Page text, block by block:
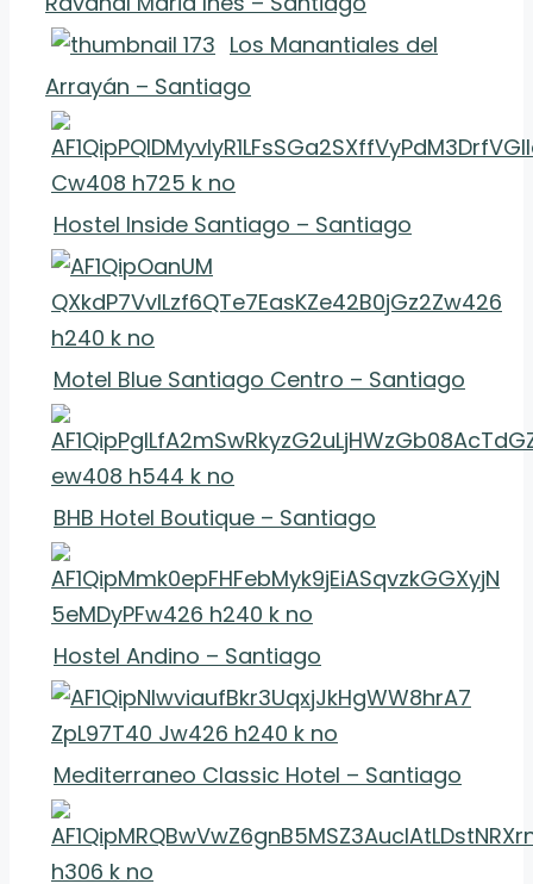
Los Manantiales del
Arrayán – Santiago
Hostel Inside Santiago – Santiago
Motel Blue Santiago Centro – Santiago
BHB Hotel Boutique – Santiago
Hostel Andino – Santiago
Mediterraneo Classic Hotel – Santiago